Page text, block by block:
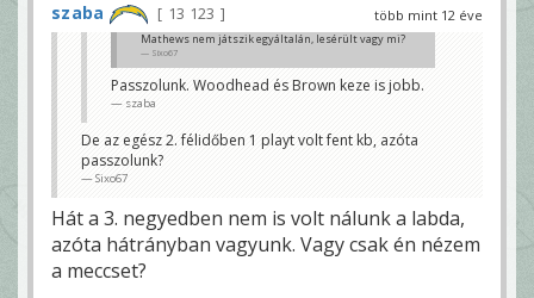
több mint 12 éve
szaba 13 123
Mathews nem játszik egyáltalán, lesérült vagy mi?
Sixo67
Passzolunk. Woodhead és Brown keze is jobb.
szaba
De az egész 2. félidőben 1 playt volt fent kb, azóta
passzolunk?
Sixo67
Hát a 3. negyedben nem is volt nálunk a labda,
azóta hátrányban vagyunk. Vagy csak én nézem
a meccset?